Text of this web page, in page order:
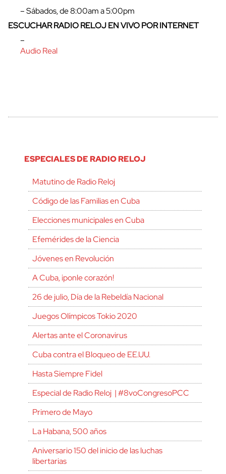
– Sábados, de 8:00am a 5:00pm
ESCUCHAR RADIO RELOJ EN VIVO POR INTERNET
–
Audio Real
ESPECIALES DE RADIO RELOJ
Matutino de Radio Reloj
Código de las Familias en Cuba
Elecciones municipales en Cuba
Efemérides de la Ciencia
Jóvenes en Revolución
A Cuba, ¡ponle corazón!
26 de julio, Día de la Rebeldía Nacional
Juegos Olímpicos Tokio 2020
Alertas ante el Coronavirus
Cuba contra el Bloqueo de EE.UU.
Hasta Siempre Fidel
Especial de Radio Reloj | #8voCongresoPCC
Primero de Mayo
La Habana, 500 años
Aniversario 150 del inicio de las luchas
libertarias